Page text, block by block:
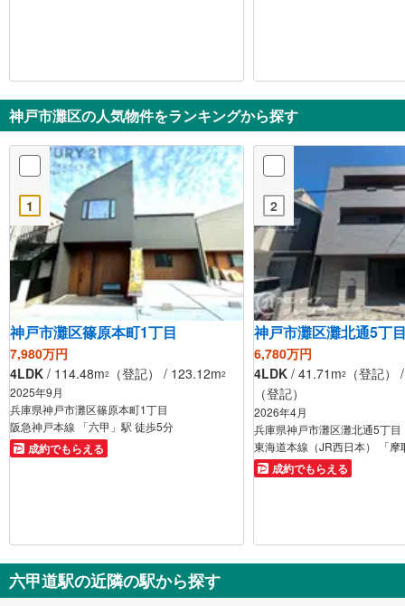
神戸市灘区の人気物件をランキングから探す
1
神戸市灘区篠原本町1丁目
7,980万円
4LDK / 114.48m2 （登記） / 123.12m2
2025年9月
兵庫県神戸市灘区篠原本町1丁目
阪急神戸本線 「六甲」駅 徒歩5分
成約でもらえる
2
神戸市灘区灘北通5丁
6,780万円
4LDK / 41.71m2
（登記
（登記）
2026年4月
兵庫県神戸市灘区灘北通5丁目
東海道本線（JR西日本） 「摩
成約でもらえる
六甲道駅の近隣の駅から探す